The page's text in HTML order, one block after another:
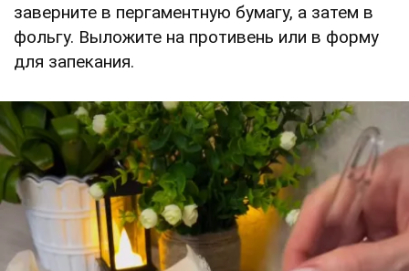
заверните в пергаментную бумагу, а затем в
фольгу. Выложите на противень или в форму
для запекания.